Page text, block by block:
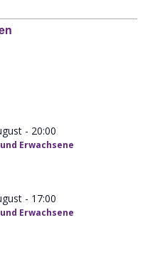
- 20:00
Erwachsene
- 17:00
Erwachsene